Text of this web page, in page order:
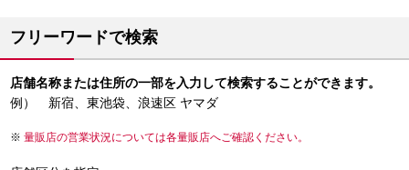
フリーワードで検索
店舗名称または住所の一部を入力して検索することができます。
例） 新宿、東池袋、浪速区 ヤマダ
量販店の営業状況については各量販店へご確認ください。